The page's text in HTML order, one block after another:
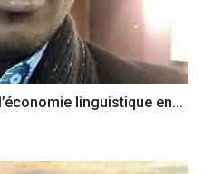
linguistique en...